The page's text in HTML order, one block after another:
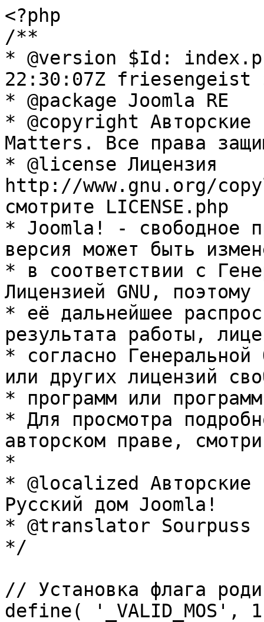
<?php
/**
* @version $Id:
22:30:07Z friesengeist
* @package Joomla RE
* @copyright Авторские
Matters. Все права
* @license Лицензия
http://www.gnu.org/
смотрите LICENSE.php
* Joomla! - свободное
версия может быть
* в соответствии с
Лицензией GNU, поэтому
* её дальнейшее
результата работы,
* согласно Генеральной
или других лицензий
* программ или
* Для просмотра
авторском праве,
*
* @localized Авторские
Русский дом Joomla!
* @translator Sourpuss
*/
// Установка флага
define( '_VALID_MOS',